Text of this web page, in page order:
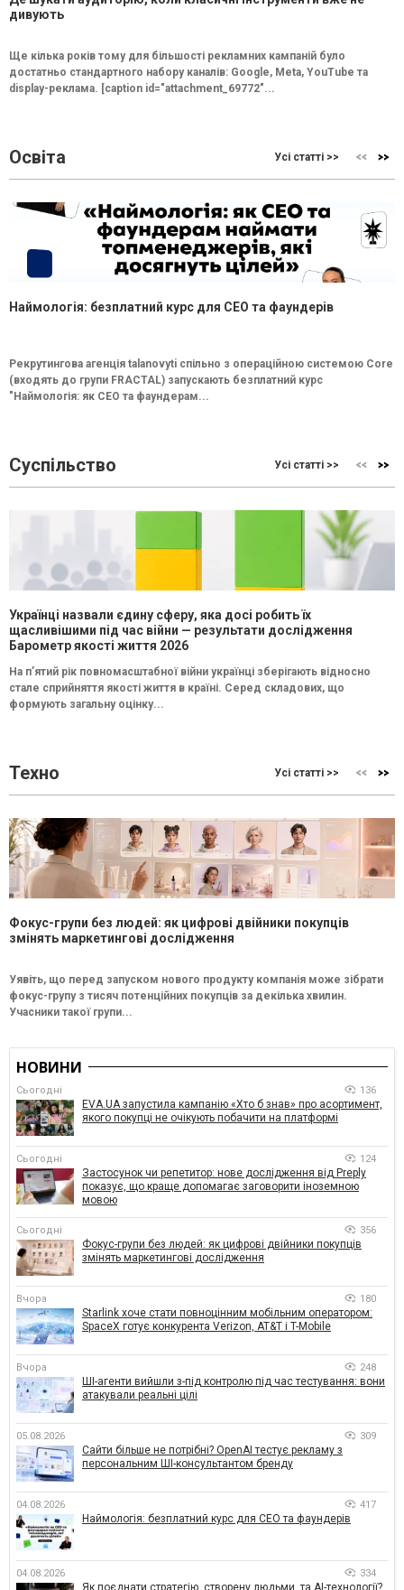
дивують
Ще кілька років тому для більшості рекламних кампаній було
достатньо стандартного набору каналів: Google, Meta, YouTube та
display-реклама. [caption id="attachment_69772"...
Освіта Усі статті >>
Наймологія: безплатний курс для CEO та фаундерів
Рекрутингова агенція talanovyti спільно з операційною системою Core
(входять до групи FRACTAL) запускають безплатний курс
"Наймологія: як СEO та фаундерам...
Суспільство Усі статті >>
Українці назвали єдину сферу, яка досі робить їх
щасливішими під час війни — результати дослідження
Барометр якості життя 2026
На п’ятий рік повномасштабної війни українці зберігають відносно
стале сприйняття якості життя в країні. Серед складових, що
формують загальну оцінку...
Техно Усі статті >>
Фокус-групи без людей: як цифрові двійники покупців
змінять маркетингові дослідження
Уявіть, що перед запуском нового продукту компанія може зібрати
фокус-групу з тисяч потенційних покупців за декілька хвилин.
Учасники такої групи...
НОВИНИ
Сьогодні 136
EVA.UA запустила кампанію «Хто б знав» про асортимент,
якого покупці не очікують побачити на платформі
Сьогодні 124
Застосунок чи репетитор: нове дослідження від Preply
показує, що краще допомагає заговорити іноземною
мовою
Сьогодні 356
Фокус-групи без людей: як цифрові двійники покупців
змінять маркетингові дослідження
Вчора 180
Starlink хоче стати повноцінним мобільним оператором:
SpaceX готує конкурента Verizon, AT&T і T-Mobile
Вчора 248
ШІ-агенти вийшли з-під контролю під час тестування: вони
атакували реальні цілі
05.08.2026 309
Сайти більше не потрібні? OpenAI тестує рекламу з
персональним ШІ-консультантом бренду
04.08.2026 417
Наймологія: безплатний курс для CEO та фаундерів
04.08.2026 334
Як поєднати стратегію, створену людьми, та AI-технології?